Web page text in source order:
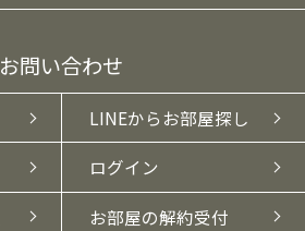
お問い合わせ
LINEからお部屋探し
ログイン
お部屋の解約受付